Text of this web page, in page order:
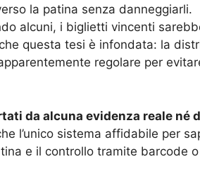
la patina senza danneggiarli.
alcuni, i biglietti vincenti
questa tesi è infondata: la
regolare per
da alcuna evidenza reale né
l’unico sistema affidabile per
e il controllo tramite barcode